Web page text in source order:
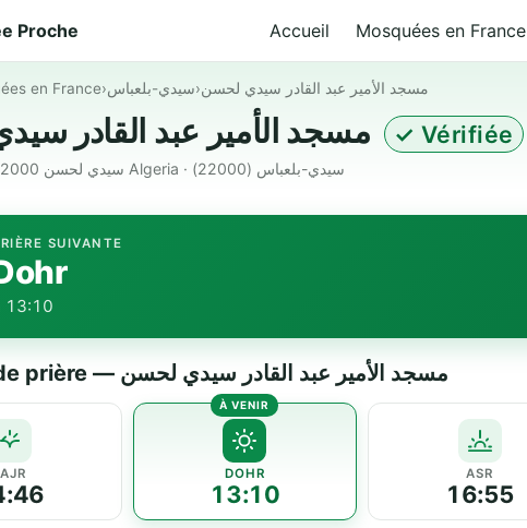
Proche Accueil Mosquées en France
en France›سيدي-بلعباس›مسجد الأمير عبد القادر سيدي لحسن
✓ Vérifiée
سيدي لحسن 22000 سيدي-بلعباس Algeria · سيدي-بلعباس (22000)
SUIVANTE
13:10
Horaires de prière — مسجد الأمير عبد القادر سيدي لحسن
DOHR
13:10
ASR
16:55